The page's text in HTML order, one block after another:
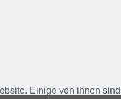
Einige von ihnen sind